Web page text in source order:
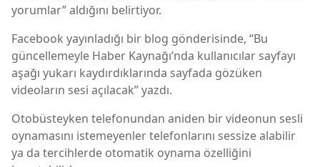
yorumlar” aldığını belirtiyor.
Facebook yayınladığı bir blog gönderisinde, “Bu
güncellemeyle Haber Kaynağı’nda kullanıcılar sayfayı
aşağı yukarı kaydırdıklarında sayfada gözüken
videoların sesi açılacak” yazdı.
Otobüsteyken telefonundan aniden bir videonun sesli
oynamasını istemeyenler telefonlarını sessize alabilir
ya da tercihlerde otomatik oynama özelliğini